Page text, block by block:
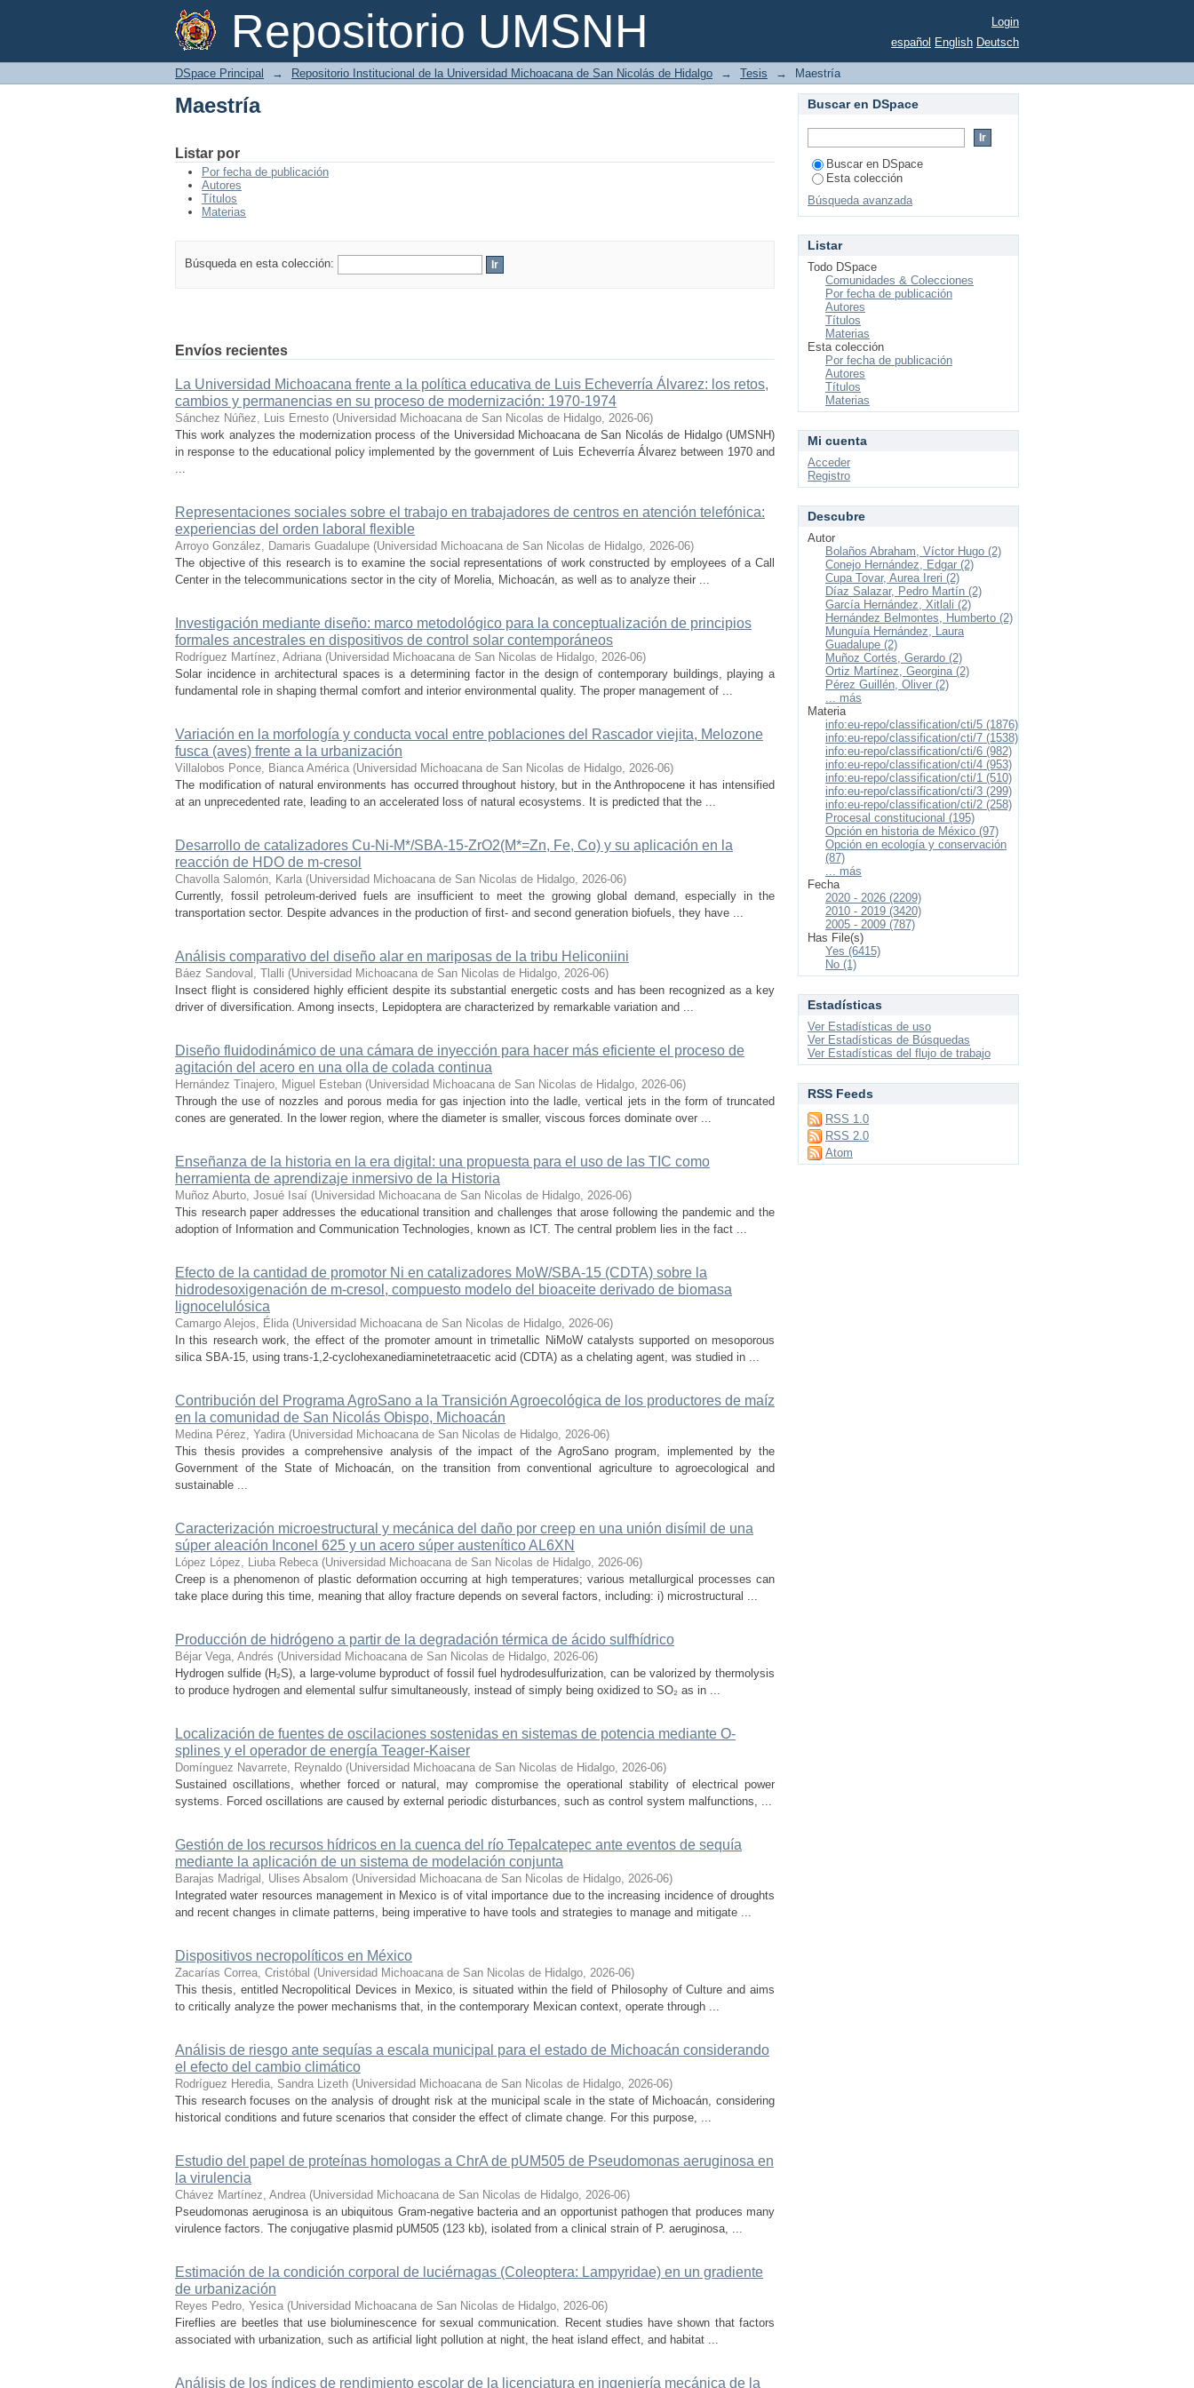
Repositorio UMSNH
Maestría
Login
español English Deutsch
DSpace Principal → Repositorio Institucional de la Universidad Michoacana de San Nicolás de Hidalgo → Tesis → Maestría
Maestría
Listar por
Por fecha de publicación
Autores
Títulos
Materias
Búsqueda en esta colección:
Envíos recientes
La Universidad Michoacana frente a la política educativa de Luis Echeverría Álvarez: los retos,
cambios y permanencias en su proceso de modernización: 1970-1974
Sánchez Núñez, Luis Ernesto (Universidad Michoacana de San Nicolas de Hidalgo, 2026-06)
This work analyzes the modernization process of the Universidad Michoacana de San Nicolás de Hidalgo (UMSNH)
in response to the educational policy implemented by the government of Luis Echeverría Álvarez between 1970 and
...
Representaciones sociales sobre el trabajo en trabajadores de centros en atención telefónica:
experiencias del orden laboral flexible
Arroyo González, Damaris Guadalupe (Universidad Michoacana de San Nicolas de Hidalgo, 2026-06)
The objective of this research is to examine the social representations of work constructed by employees of a Call
Center in the telecommunications sector in the city of Morelia, Michoacán, as well as to analyze their ...
Investigación mediante diseño: marco metodológico para la conceptualización de principios
formales ancestrales en dispositivos de control solar contemporáneos
Rodríguez Martínez, Adriana (Universidad Michoacana de San Nicolas de Hidalgo, 2026-06)
Solar incidence in architectural spaces is a determining factor in the design of contemporary buildings, playing a
fundamental role in shaping thermal comfort and interior environmental quality. The proper management of ...
Variación en la morfología y conducta vocal entre poblaciones del Rascador viejita, Melozone
fusca (aves) frente a la urbanización
Villalobos Ponce, Bianca América (Universidad Michoacana de San Nicolas de Hidalgo, 2026-06)
The modification of natural environments has occurred throughout history, but in the Anthropocene it has intensified
at an unprecedented rate, leading to an accelerated loss of natural ecosystems. It is predicted that the ...
Desarrollo de catalizadores Cu-Ni-M*/SBA-15-ZrO2(M*=Zn, Fe, Co) y su aplicación en la
reacción de HDO de m-cresol
Chavolla Salomón, Karla (Universidad Michoacana de San Nicolas de Hidalgo, 2026-06)
Currently, fossil petroleum-derived fuels are insufficient to meet the growing global demand, especially in the
transportation sector. Despite advances in the production of first- and second generation biofuels, they have ...
Análisis comparativo del diseño alar en mariposas de la tribu Heliconiini
Báez Sandoval, Tlalli (Universidad Michoacana de San Nicolas de Hidalgo, 2026-06)
Insect flight is considered highly efficient despite its substantial energetic costs and has been recognized as a key
driver of diversification. Among insects, Lepidoptera are characterized by remarkable variation and ...
Diseño fluidodinámico de una cámara de inyección para hacer más eficiente el proceso de
agitación del acero en una olla de colada continua
Hernández Tinajero, Miguel Esteban (Universidad Michoacana de San Nicolas de Hidalgo, 2026-06)
Through the use of nozzles and porous media for gas injection into the ladle, vertical jets in the form of truncated
cones are generated. In the lower region, where the diameter is smaller, viscous forces dominate over ...
Enseñanza de la historia en la era digital: una propuesta para el uso de las TIC como
herramienta de aprendizaje inmersivo de la Historia
Muñoz Aburto, Josué Isaí (Universidad Michoacana de San Nicolas de Hidalgo, 2026-06)
This research paper addresses the educational transition and challenges that arose following the pandemic and the
adoption of Information and Communication Technologies, known as ICT. The central problem lies in the fact ...
Efecto de la cantidad de promotor Ni en catalizadores MoW/SBA-15 (CDTA) sobre la
hidrodesoxigenación de m-cresol, compuesto modelo del bioaceite derivado de biomasa
lignocelulósica
Camargo Alejos, Élida (Universidad Michoacana de San Nicolas de Hidalgo, 2026-06)
In this research work, the effect of the promoter amount in trimetallic NiMoW catalysts supported on mesoporous
silica SBA-15, using trans-1,2-cyclohexanediaminetetraacetic acid (CDTA) as a chelating agent, was studied in ...
Contribución del Programa AgroSano a la Transición Agroecológica de los productores de maíz
en la comunidad de San Nicolás Obispo, Michoacán
Medina Pérez, Yadira (Universidad Michoacana de San Nicolas de Hidalgo, 2026-06)
This thesis provides a comprehensive analysis of the impact of the AgroSano program, implemented by the
Government of the State of Michoacán, on the transition from conventional agriculture to agroecological and
sustainable ...
Caracterización microestructural y mecánica del daño por creep en una unión disímil de una
súper aleación Inconel 625 y un acero súper austenítico AL6XN
López López, Liuba Rebeca (Universidad Michoacana de San Nicolas de Hidalgo, 2026-06)
Creep is a phenomenon of plastic deformation occurring at high temperatures; various metallurgical processes can
take place during this time, meaning that alloy fracture depends on several factors, including: i) microstructural ...
Producción de hidrógeno a partir de la degradación térmica de ácido sulfhídrico
Béjar Vega, Andrés (Universidad Michoacana de San Nicolas de Hidalgo, 2026-06)
Hydrogen sulfide (H₂S), a large-volume byproduct of fossil fuel hydrodesulfurization, can be valorized by thermolysis
to produce hydrogen and elemental sulfur simultaneously, instead of simply being oxidized to SO₂ as in ...
Localización de fuentes de oscilaciones sostenidas en sistemas de potencia mediante O-
splines y el operador de energía Teager-Kaiser
Domínguez Navarrete, Reynaldo (Universidad Michoacana de San Nicolas de Hidalgo, 2026-06)
Sustained oscillations, whether forced or natural, may compromise the operational stability of electrical power
systems. Forced oscillations are caused by external periodic disturbances, such as control system malfunctions, ...
Gestión de los recursos hídricos en la cuenca del río Tepalcatepec ante eventos de sequía
mediante la aplicación de un sistema de modelación conjunta
Barajas Madrigal, Ulises Absalom (Universidad Michoacana de San Nicolas de Hidalgo, 2026-06)
Integrated water resources management in Mexico is of vital importance due to the increasing incidence of droughts
and recent changes in climate patterns, being imperative to have tools and strategies to manage and mitigate ...
Dispositivos necropolíticos en México
Zacarías Correa, Cristóbal (Universidad Michoacana de San Nicolas de Hidalgo, 2026-06)
This thesis, entitled Necropolitical Devices in Mexico, is situated within the field of Philosophy of Culture and aims
to critically analyze the power mechanisms that, in the contemporary Mexican context, operate through ...
Análisis de riesgo ante sequías a escala municipal para el estado de Michoacán considerando
el efecto del cambio climático
Rodríguez Heredia, Sandra Lizeth (Universidad Michoacana de San Nicolas de Hidalgo, 2026-06)
This research focuses on the analysis of drought risk at the municipal scale in the state of Michoacán, considering
historical conditions and future scenarios that consider the effect of climate change. For this purpose, ...
Estudio del papel de proteínas homologas a ChrA de pUM505 de Pseudomonas aeruginosa en
la virulencia
Chávez Martínez, Andrea (Universidad Michoacana de San Nicolas de Hidalgo, 2026-06)
Pseudomonas aeruginosa is an ubiquitous Gram-negative bacteria and an opportunist pathogen that produces many
virulence factors. The conjugative plasmid pUM505 (123 kb), isolated from a clinical strain of P. aeruginosa, ...
Estimación de la condición corporal de luciérnagas (Coleoptera: Lampyridae) en un gradiente
de urbanización
Reyes Pedro, Yesica (Universidad Michoacana de San Nicolas de Hidalgo, 2026-06)
Fireflies are beetles that use bioluminescence for sexual communication. Recent studies have shown that factors
associated with urbanization, such as artificial light pollution at night, the heat island effect, and habitat ...
Análisis de los índices de rendimiento escolar de la licenciatura en ingeniería mecánica de la
Buscar en DSpace
Buscar en DSpace
Esta colección
Búsqueda avanzada
Listar
Todo DSpace
Comunidades & Colecciones
Por fecha de publicación
Autores
Títulos
Materias
Esta colección
Por fecha de publicación
Autores
Títulos
Materias
Mi cuenta
Acceder
Registro
Descubre
Autor
Bolaños Abraham, Víctor Hugo (2)
Conejo Hernández, Edgar (2)
Cupa Tovar, Aurea Ireri (2)
Díaz Salazar, Pedro Martín (2)
García Hernández, Xitlali (2)
Hernández Belmontes, Humberto (2)
Munguía Hernández, Laura
Guadalupe (2)
Muñoz Cortés, Gerardo (2)
Ortiz Martínez, Georgina (2)
Pérez Guillén, Oliver (2)
... más
Materia
info:eu-repo/classification/cti/5 (1876)
info:eu-repo/classification/cti/7 (1538)
info:eu-repo/classification/cti/6 (982)
info:eu-repo/classification/cti/4 (953)
info:eu-repo/classification/cti/1 (510)
info:eu-repo/classification/cti/3 (299)
info:eu-repo/classification/cti/2 (258)
Procesal constitucional (195)
Opción en historia de México (97)
Opción en ecología y conservación
(87)
... más
Fecha
2020 - 2026 (2209)
2010 - 2019 (3420)
2005 - 2009 (787)
Has File(s)
Yes (6415)
No (1)
Estadísticas
Ver Estadísticas de uso
Ver Estadísticas de Búsquedas
Ver Estadísticas del flujo de trabajo
RSS Feeds
RSS 1.0
RSS 2.0
Atom